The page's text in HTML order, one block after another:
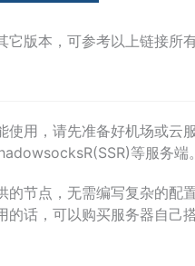
版本，可参考以上链接所
用，请先准备好机场或云
等服务端。
节点，无需编写复杂的配
话，可以购买服务器自己